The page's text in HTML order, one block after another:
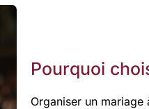
Pourquoi
Organiser un